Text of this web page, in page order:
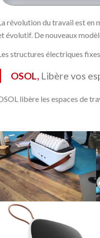
révolution du travail est en
évolutif. De nouveaux
structures électriques
OSOL, Libère vos
libère les espaces de
mobile